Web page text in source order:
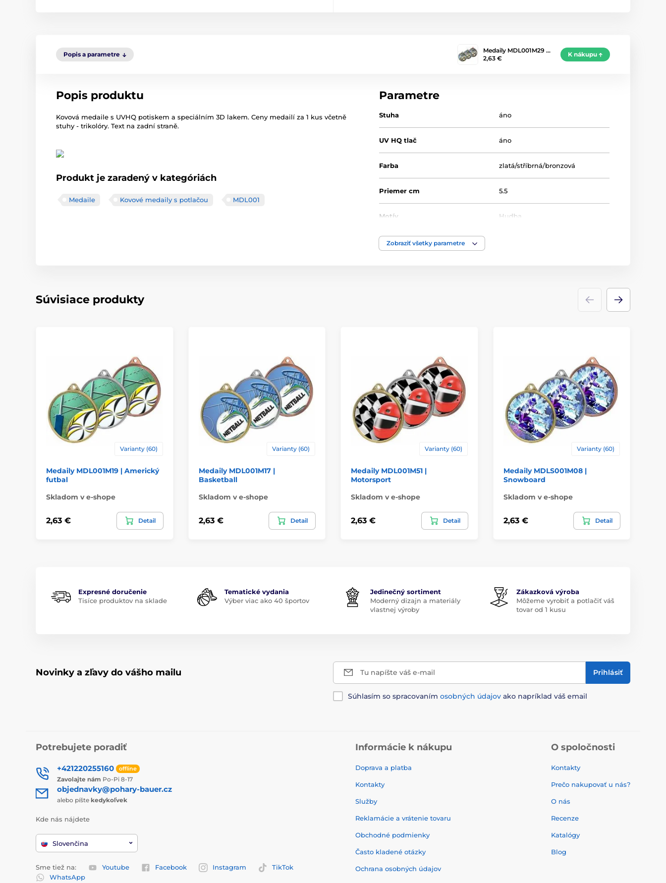
Popis a parametre
Medaily MDL001M29 …
2,63 €
K nákupu
Popis produktu
Kovová medaile s UVHQ potiskem a speciálním 3D lakem. Ceny medailí za 1 kus včetně
stuhy - trikolóry. Text na zadní straně.
Produkt je zaradený v kategóriách
Medaile Kovové medaily s potlačou MDL001
Parametre
Stuha áno
UV HQ tlač áno
Farba zlatá/stříbrná/bronzová
Priemer cm 5.5
Motív Hudba
Typ ocenenia
Zobraziť všetky parametre
Súvisiace produkty
Varianty (60)
Medaily MDL001M19 | Americký
futbal
Skladom v e-shope
2,63 € Detail
Varianty (60)
Medaily MDL001M17 |
Basketball
Skladom v e-shope
2,63 € Detail
Varianty (60)
Medaily MDL001M51 |
Motorsport
Skladom v e-shope
2,63 € Detail
Varianty (60)
Medaily MDLS001M08 |
Snowboard
Skladom v e-shope
2,63 € Detail
Expresné doručenie
Tisíce produktov na sklade
Tematické vydania
Výber viac ako 40 športov
Jedinečný sortiment
Moderný dizajn a materiály
vlastnej výroby
Zákazková výroba
Môžeme vyrobiť a potlačiť váš
tovar od 1 kusu
Novinky a zľavy do vášho mailu Tu napíšte váš e-mail Prihlásiť
Súhlasím so spracovaním osobných údajov ako napríklad váš email
Potrebujete poradiť
+421220255160 offline
Zavolajte nám Po-Pi 8-17
objednavky@pohary-bauer.cz
alebo píšte kedykoľvek
Kde nás nájdete
Slovenčina
Sme tiež na: Youtube Facebook Instagram
TikTok
WhatsApp
Informácie k nákupu
Doprava a platba
Kontakty
Služby
Reklamácie a vrátenie tovaru
Obchodné podmienky
Často kladené otázky
Ochrana osobných údajov
O spoločnosti
Kontakty
Prečo nakupovať u nás?
O nás
Recenze
Katalógy
Blog